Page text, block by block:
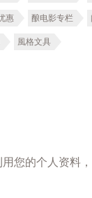
惠 酿电影专栏
風格文具
您的个人资料